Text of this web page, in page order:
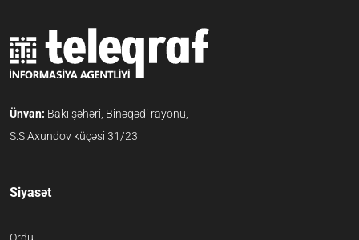
Ünvan: Bakı şəhəri, Binəqədi rayonu,
S.S.Axundov küçəsi 31/23
Siyasət